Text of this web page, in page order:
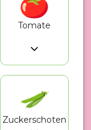
Tomate
Zuckerschoten